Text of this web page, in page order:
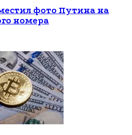
фото Путина на
номера